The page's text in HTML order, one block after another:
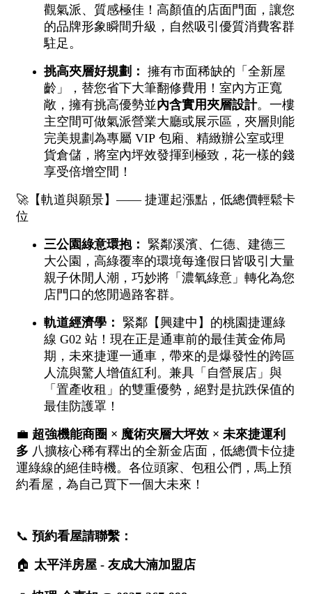
3樓 4樓
5~10樓
21樓以上
~ 樓
不拘
1房
4房 5房以上
不拘
5 年以下
5-10 年 10-20 年
40 年以上